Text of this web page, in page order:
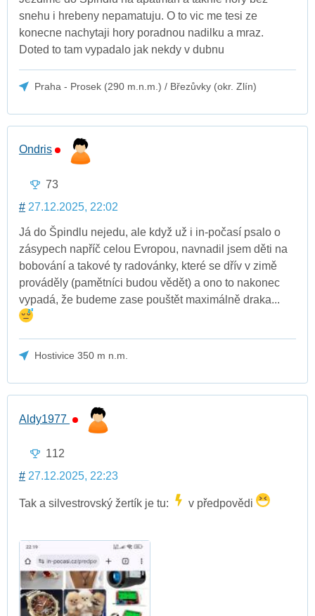
snehu i hrebeny nepamatuju. O to vic me tesi ze
konecne nachytaji hory poradnou nadilku a mraz.
Doted to tam vypadalo jak nekdy v dubnu
Praha - Prosek (290 m.n.m.) / Březůvky (okr. Zlín)
Ondris
73
# 27.12.2025, 22:02
Já do Špindlu nejedu, ale když už i in-počasí psalo o
zásypech napříč celou Evropou, navnadil jsem děti na
bobování a takové ty radovánky, které se dřív v zimě
prováděly (pamětníci budou vědět) a ono to nakonec
vypadá, že budeme zase pouštět maximálně draka...
Hostivice 350 m n.m.
Aldy1977
112
# 27.12.2025, 22:23
Tak a silvestrovský žertík je tu: v předpovědi